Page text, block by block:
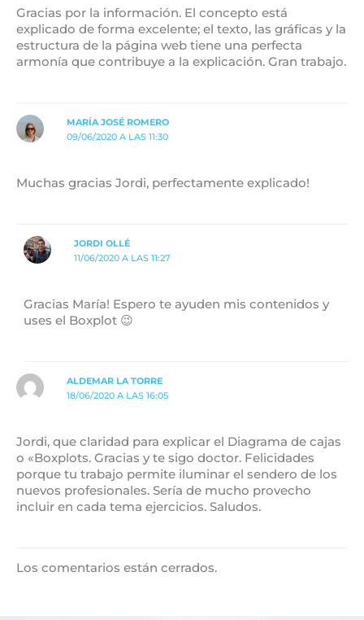
Gracias por la información. El concepto está
explicado de forma excelente; el texto, las gráficas y la
estructura de la página web tiene una perfecta
armonía que contribuye a la explicación. Gran trabajo.
MARÍA JOSÉ ROMERO
09/06/2020 A LAS 11:30
Muchas gracias Jordi, perfectamente explicado!
JORDI OLLÉ
11/06/2020 A LAS 11:27
Gracias María! Espero te ayuden mis contenidos y
uses el Boxplot 😉
ALDEMAR LA TORRE
18/06/2020 A LAS 16:05
Jordi, que claridad para explicar el Diagrama de cajas
o «Boxplots. Gracias y te sigo doctor. Felicidades
porque tu trabajo permite iluminar el sendero de los
nuevos profesionales. Sería de mucho provecho
incluir en cada tema ejercicios. Saludos.
Los comentarios están cerrados.